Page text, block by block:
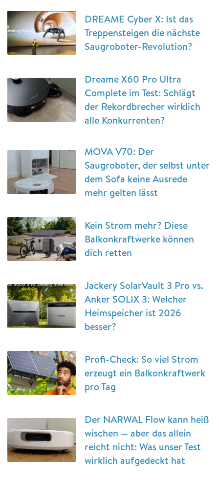
DREAME Cyber X: Ist das
Treppensteigen die nächste
Saugroboter-Revolution?
Dreame X60 Pro Ultra
Complete im Test: Schlägt
der Rekordbrecher wirklich
alle Konkurrenten?
MOVA V70: Der
Saugroboter, der selbst unter
dem Sofa keine Ausrede
mehr gelten lässt
Kein Strom mehr? Diese
Balkonkraftwerke können
dich retten
Jackery SolarVault 3 Pro vs.
Anker SOLIX 3: Welcher
Heimspeicher ist 2026
besser?
Profi-Check: So viel Strom
erzeugt ein Balkonkraftwerk
pro Tag
Der NARWAL Flow kann heiß
wischen — aber das allein
reicht nicht: Was unser Test
wirklich aufgedeckt hat